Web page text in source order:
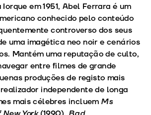
em 1951, Abel Ferrara é um
conhecido pelo conteúdo
controverso dos seus
uma imagética neo noir e cenários
Mantém uma reputação de culto,
entre filmes de grande
produções de registo mais
independente de longa
mais célebres incluemMs